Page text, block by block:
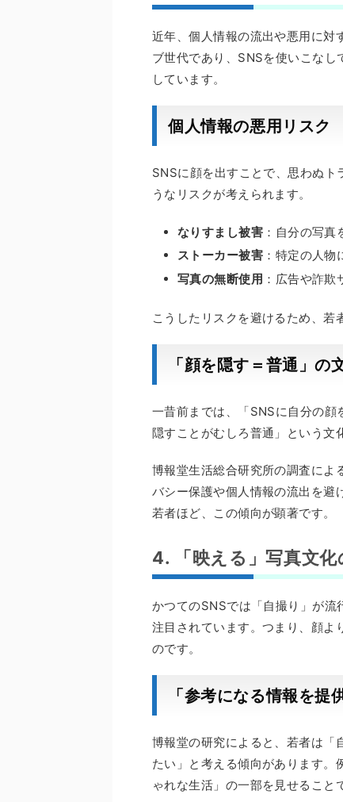
近年、個人情報の流出や悪用に対
ブ世代であり、SNSを使いこな
しています。
個人情報の悪用リスク
SNSに顔を出すことで、思わぬト
うなリスクが考えられます。
なりすまし被害 ：自分の写
ストーカー被害 ：特定の人
写真の無断使用 ：広告や詐欺
こうしたリスクを避けるため、若
「顔を隠す＝普通」の
一昔前までは、「SNSに自分の顔
隠すことがむしろ普通」という文
博報堂生活総合研究所の調査によ
バシー保護や個人情報の流出を避
若者ほど、この傾向が顕著です。
4. 「映える」写真文化
かつてのSNSでは「自撮り」が
注目されています。つまり、顔よ
のです。
「参考になる情報を提
博報堂の研究によると、若者は「
たい」と考える傾向があります。
ゃれな生活」の一部を見せること